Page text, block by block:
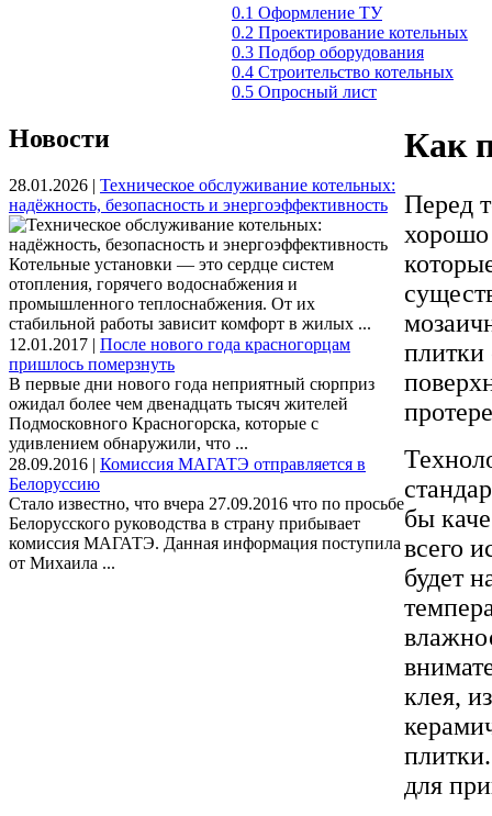
0.1 Оформление ТУ
0.2 Проектирование котельных
0.3 Подбор оборудования
0.4 Строительство котельных
0.5 Опросный лист
Новости
28.01.2026 | Техническое обслуживание котельных:
надёжность, безопасность и энергоэффективность
Котельные установки — это сердце систем
отопления, горячего водоснабжения и
промышленного теплоснабжения. От их
стабильной работы зависит комфорт в жилых ...
12.01.2017 | После нового года красногорцам
пришлось померзнуть
В первые дни нового года неприятный сюрприз
ожидал более чем двенадцать тысяч жителей
Подмосковного Красногорска, которые с
удивлением обнаружили, что ...
28.09.2016 | Комиссия МАГАТЭ отправляется в
Белоруссию
Стало известно, что вчера 27.09.2016 что по просьбе
Белорусского руководства в страну прибывает
комиссия МАГАТЭ. Данная информация поступила
от Михаила ...
Как
Перед
хорошо
плитки
бы
всего
будет
клея,
для